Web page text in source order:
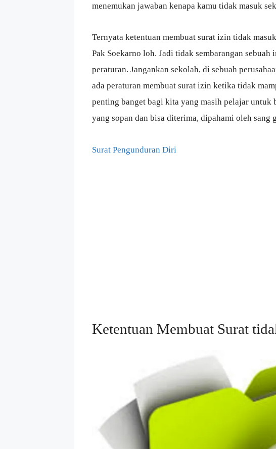
menemukan jawaban kenapa kamu tidak masuk
Ternyata ketentuan membuat surat izin tidak
Pak Soekarno loh. Jadi tidak sembarangan sebuah
peraturan. Jangankan sekolah, di sebuah
ada peraturan membuat surat izin ketika tidak
penting banget bagi kita yang masih pelajar untuk
yang sopan dan bisa diterima, dipahami oleh sang
Surat Pengunduran Diri
Ketentuan Membuat Surat